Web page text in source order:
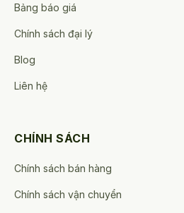
Bảng báo giá
Chính sách đại lý
Blog
Liên hệ
CHÍNH SÁCH
Chính sách bán hàng
Chính sách vận chuyển